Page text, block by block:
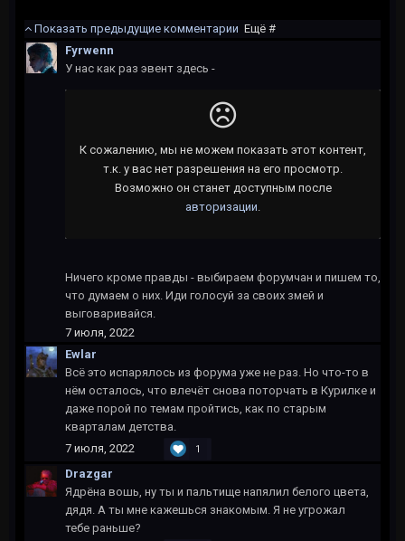
Показать предыдущие комментарии Ещё #
Fyrwenn
У нас как раз эвент здесь -
Ничего кроме правды - выбираем форумчан и пишем то,
что думаем о них. Иди голосуй за своих змей и
выговаривайся.
7 июля, 2022
Ewlar
Всё это испарялось из форума уже не раз. Но что-то в
нём осталось, что влечёт снова поторчать в Курилке и
даже порой по темам пройтись, как по старым
кварталам детства.
7 июля, 2022
1
Drazgar
Ядрёна вошь, ну ты и пальтище напялил белого цвета,
дядя. А ты мне кажешься знакомым. Я не угрожал
тебе раньше?